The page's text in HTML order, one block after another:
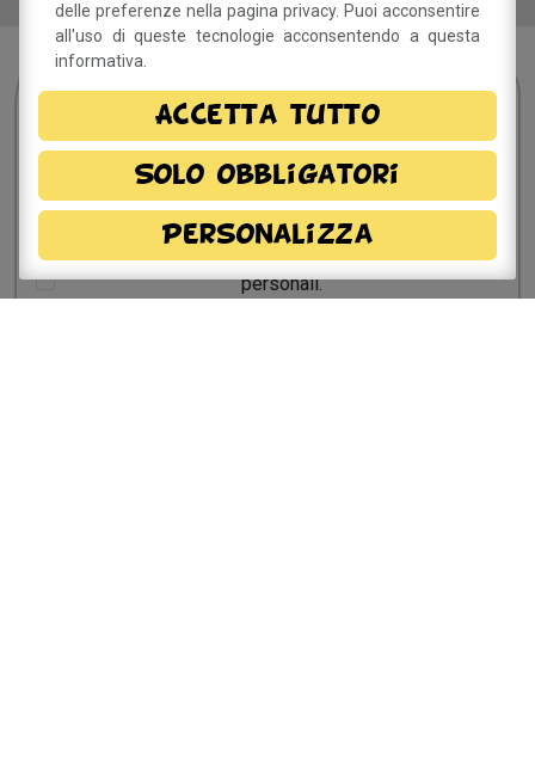
Sei interessato?Resta
in contatto!
Dichiaro di aver preso visione della
privacye, autorizzo il trattamento dei miei dati
personali.
delle preferenze nella pagina privacy. Puoi acconsentire
all'uso di queste tecnologie acconsentendo a questa
informativa.
Accetta tutto
Solo obbligatori
Personalizza